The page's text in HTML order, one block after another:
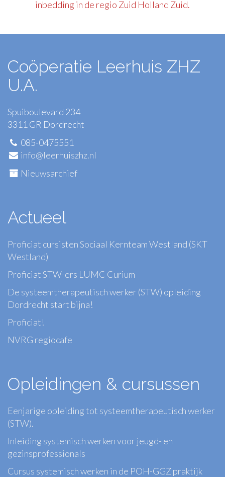
inbedding in de regio Zuid Holland Zuid.
Coöperatie Leerhuis ZHZ
U.A.
Spuiboulevard 234
3311 GR Dordrecht
085-0475551
info@leerhuiszhz.nl
Nieuwsarchief
Actueel
Proficiat cursisten Sociaal Kernteam Westland (SKT
Westland)
Proficiat STW-ers LUMC Curium
De systeemtherapeutisch werker (STW) opleiding
Dordrecht start bijna!
Proficiat!
NVRG regiocafe
Opleidingen & cursussen
Eenjarige opleiding tot systeemtherapeutisch werker
(STW).
Inleiding systemisch werken voor jeugd- en
gezinsprofessionals
Cursus systemisch werken in de POH-GGZ praktijk